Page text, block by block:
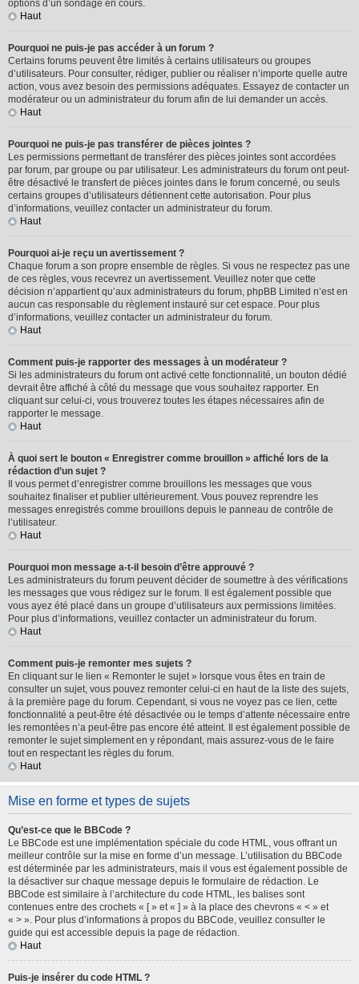
options d’un sondage en cours.
Haut
Pourquoi ne puis-je pas accéder à un forum ?
Certains forums peuvent être limités à certains utilisateurs ou groupes
d’utilisateurs. Pour consulter, rédiger, publier ou réaliser n’importe quelle autre
action, vous avez besoin des permissions adéquates. Essayez de contacter un
modérateur ou un administrateur du forum afin de lui demander un accès.
Haut
Pourquoi ne puis-je pas transférer de pièces jointes ?
Les permissions permettant de transférer des pièces jointes sont accordées
par forum, par groupe ou par utilisateur. Les administrateurs du forum ont peut-
être désactivé le transfert de pièces jointes dans le forum concerné, ou seuls
certains groupes d’utilisateurs détiennent cette autorisation. Pour plus
d’informations, veuillez contacter un administrateur du forum.
Haut
Pourquoi ai-je reçu un avertissement ?
Chaque forum a son propre ensemble de règles. Si vous ne respectez pas une
de ces règles, vous recevrez un avertissement. Veuillez noter que cette
décision n’appartient qu’aux administrateurs du forum, phpBB Limited n’est en
aucun cas responsable du règlement instauré sur cet espace. Pour plus
d’informations, veuillez contacter un administrateur du forum.
Haut
Comment puis-je rapporter des messages à un modérateur ?
Si les administrateurs du forum ont activé cette fonctionnalité, un bouton dédié
devrait être affiché à côté du message que vous souhaitez rapporter. En
cliquant sur celui-ci, vous trouverez toutes les étapes nécessaires afin de
rapporter le message.
Haut
À quoi sert le bouton « Enregistrer comme brouillon » affiché lors de la
rédaction d’un sujet ?
Il vous permet d’enregistrer comme brouillons les messages que vous
souhaitez finaliser et publier ultérieurement. Vous pouvez reprendre les
messages enregistrés comme brouillons depuis le panneau de contrôle de
l’utilisateur.
Haut
Pourquoi mon message a-t-il besoin d’être approuvé ?
Les administrateurs du forum peuvent décider de soumettre à des vérifications
les messages que vous rédigez sur le forum. Il est également possible que
vous ayez été placé dans un groupe d’utilisateurs aux permissions limitées.
Pour plus d’informations, veuillez contacter un administrateur du forum.
Haut
Comment puis-je remonter mes sujets ?
En cliquant sur le lien « Remonter le sujet » lorsque vous êtes en train de
consulter un sujet, vous pouvez remonter celui-ci en haut de la liste des sujets,
à la première page du forum. Cependant, si vous ne voyez pas ce lien, cette
fonctionnalité a peut-être été désactivée ou le temps d’attente nécessaire entre
les remontées n’a peut-être pas encore été atteint. Il est également possible de
remonter le sujet simplement en y répondant, mais assurez-vous de le faire
tout en respectant les règles du forum.
Haut
Mise en forme et types de sujets
Qu’est-ce que le BBCode ?
Le BBCode est une implémentation spéciale du code HTML, vous offrant un
meilleur contrôle sur la mise en forme d’un message. L’utilisation du BBCode
est déterminée par les administrateurs, mais il vous est également possible de
la désactiver sur chaque message depuis le formulaire de rédaction. Le
BBCode est similaire à l’architecture du code HTML, les balises sont
contenues entre des crochets « [ » et « ] » à la place des chevrons « < » et
« > ». Pour plus d’informations à propos du BBCode, veuillez consulter le
guide qui est accessible depuis la page de rédaction.
Haut
Puis-je insérer du code HTML ?